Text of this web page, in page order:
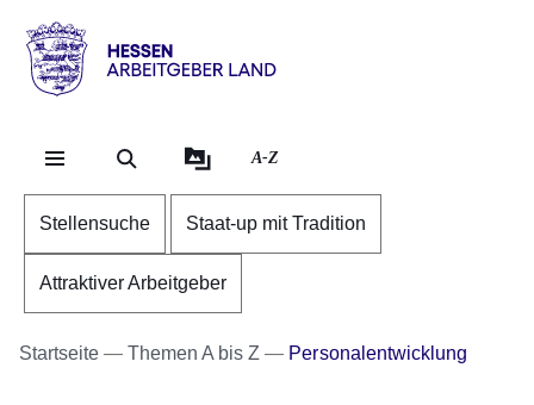
Hessen
Arbeitgeber
A-Z
Stellensuche Staat-up mit Tradition
Attraktiver Arbeitgeber
Startseite Themen A bis Z Personalentwicklung